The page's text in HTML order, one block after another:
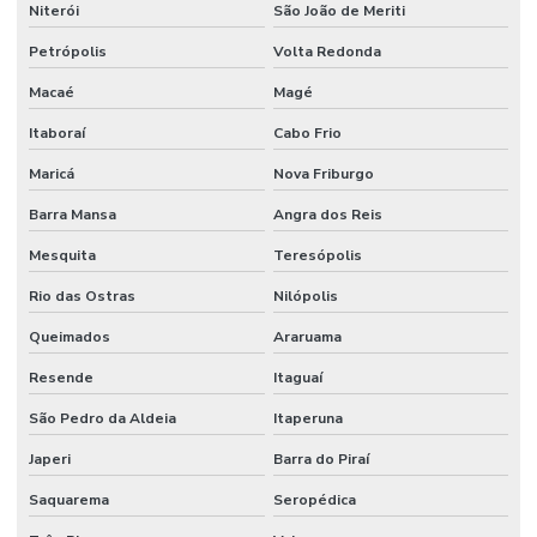
Projeto de alarme de incêndio
Projeto para aprovação corpo de bombeiros
Projeto de combate a incêndio
Projeto de combate a incêndio valor
Projeto corpo de bombeiros
Projeto de detecção e alarme de incêndio
Projeto de hidrante
Projeto contra incêndio
Projeto de montagem de estrutura metalica
Niterói São João de Meriti
Petrópolis Volta Redonda
Macaé Magé
Itaboraí Cabo Frio
Maricá Nova Friburgo
Barra Mansa Angra dos Reis
Mesquita Teresópolis
Rio das Ostras Nilópolis
Queimados Araruama
Resende Itaguaí
São Pedro da Aldeia Itaperuna
Japeri Barra do Piraí
Saquarema Seropédica